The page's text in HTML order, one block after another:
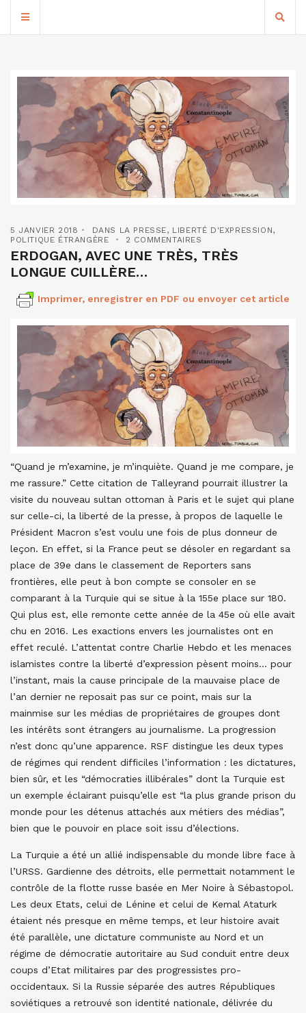
5 JANVIER 2018 DANS LA PRESSE, LIBERTÉ D'EXPRESSION,
POLITIQUE ÉTRANGÈRE
2 COMMENTAIRES
ERDOGAN, AVEC UNE TRÈS, TRÈS
LONGUE CUILLÈRE…
Imprimer, enregistrer en PDF ou envoyer cet article
“Quand je m’examine, je m’inquiète. Quand je me compare, je
me rassure.” Cette citation de Talleyrand pourrait illustrer la
visite du nouveau sultan ottoman à Paris et le sujet qui plane
sur celle-ci, la liberté de la presse, à propos de laquelle le
Président Macron s’est voulu une fois de plus donneur de
leçon. En effet, si la France peut se désoler en regardant sa
place de 39e dans le classement de Reporters sans
frontières, elle peut à bon compte se consoler en se
comparant à la Turquie qui se situe à la 155e place sur 180.
Qui plus est, elle remonte cette année de la 45e où elle avait
chu en 2016. Les exactions envers les journalistes ont en
effet reculé. L’attentat contre Charlie Hebdo et les menaces
islamistes contre la liberté d’expression pèsent moins… pour
l’instant, mais la cause principale de la mauvaise place de
l’an dernier ne reposait pas sur ce point, mais sur la
mainmise sur les médias de propriétaires de groupes dont
les intérêts sont étrangers au journalisme. La progression
n’est donc qu’une apparence. RSF distingue les deux types
de régimes qui rendent difficiles l’information : les dictatures,
bien sûr, et les “démocraties illibérales” dont la Turquie est
un exemple éclairant puisqu’elle est “la plus grande prison du
monde pour les détenus attachés aux métiers des médias”,
bien que le pouvoir en place soit issu d’élections.
La Turquie a été un allié indispensable du monde libre face à
l’URSS. Gardienne des détroits, elle permettait notamment le
contrôle de la flotte russe basée en Mer Noire à Sébastopol.
Les deux Etats, celui de Lénine et celui de Kemal Ataturk
étaient nés presque en même temps, et leur histoire avait
été parallèle, une dictature communiste au Nord et un
régime de démocratie autoritaire au Sud conduit entre deux
coups d’Etat militaires par des progressistes pro-
occidentaux. Si la Russie séparée des autres Républiques
soviétiques a retrouvé son identité nationale, délivrée du